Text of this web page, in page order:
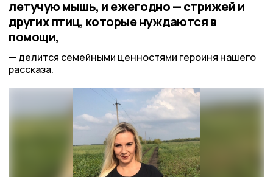
летучую мышь, и ежегодно — стрижей и
других птиц, которые нуждаются в
помощи,
делится семейными ценностями героиня нашего
рассказа.